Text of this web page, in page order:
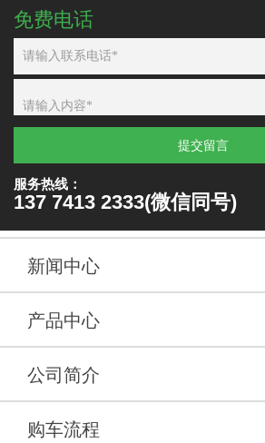
免费电话
提交留言
服务热线：
137 7413 2333(微信同号)
新闻中心
产品中心
公司简介
购车流程